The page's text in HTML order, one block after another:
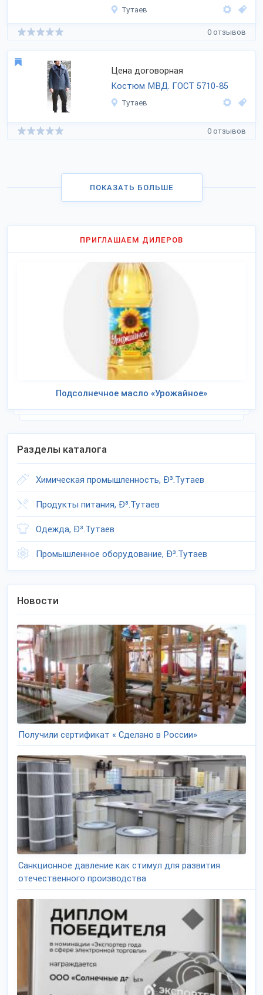
Тутаев
0 отзывов
Цена договорная
Костюм МВД. ГОСТ 5710-85
Тутаев
0 отзывов
ПОКАЗАТЬ БОЛЬШЕ
ПРИГЛАШАЕМ ДИЛЕРОВ
Подсолнечное масло «Урожайное»
Разделы каталога
Химическая промышленность, Ð³.Тутаев
Продукты питания, Ð³.Тутаев
Одежда, Ð³.Тутаев
Промышленное оборудование, Ð³.Тутаев
Новости
Получили сертификат « Сделано в России»
Санкционное давление как стимул для развития
отечественного производства